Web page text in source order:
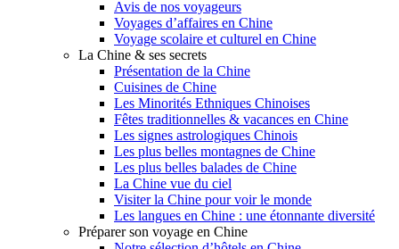
Avis de nos voyageurs
Voyages d’affaires en Chine
Voyage scolaire et culturel en Chine
La Chine & ses secrets
Présentation de la Chine
Cuisines de Chine
Les Minorités Ethniques Chinoises
Fêtes traditionnelles & vacances en Chine
Les signes astrologiques Chinois
Les plus belles montagnes de Chine
Les plus belles balades de Chine
La Chine vue du ciel
Visiter la Chine pour voir le monde
Les langues en Chine : une étonnante diversité
Préparer son voyage en Chine